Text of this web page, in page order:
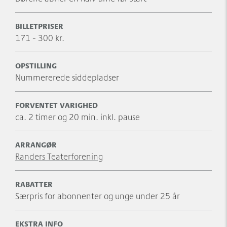
Scenografi og lysdesign: Benjamin la Cour
Komponist: Rezwan Taha
Medvirkende: Zere Celik, Ellaha Lack, Arian Kashef,
Wahid Sui og Rezwan Taha.
Kender du Randers Teaterforening?
Lær dem bedre at kende ved at tilmelde sig
deresnyhedsbrev– og så kan du følge dem
på FacebookogInstagram , hvor de blandt andet
deler en masse godt materiale om sæsonens
forestillinger.
BILLETPRISER
171 - 300 kr.
OPSTILLING
Nummererede siddepladser
FORVENTET VARIGHED
ca. 2 timer og 20 min. inkl. pause
ARRANGØR
Randers Teaterforening
RABATTER
Særpris for abonnenter og unge under 25 år
EKSTRA INFO